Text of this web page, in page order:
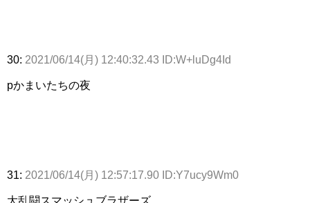
30: 2021/06/14(月) 12:40:32.43 ID:W+luDg4Id
pかまいたちの夜
31: 2021/06/14(月) 12:57:17.90 ID:Y7ucy9Wm0